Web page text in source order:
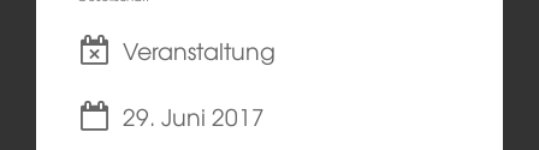
Veranstaltung
29. Juni 2017